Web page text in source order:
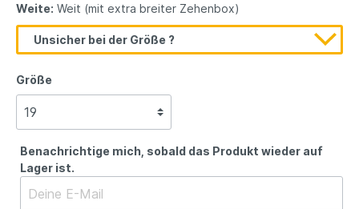
Weite: Weit (mit extra breiter Zehenbox)
Unsicher bei der Größe ?
Größe
Benachrichtige mich, sobald das Produkt wieder auf
Lager ist.